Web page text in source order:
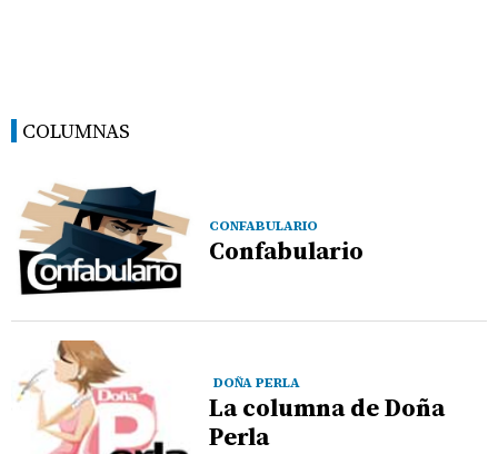
COLUMNAS
CONFABULARIO
Confabulario
DOÑA PERLA
La columna de Doña
Perla